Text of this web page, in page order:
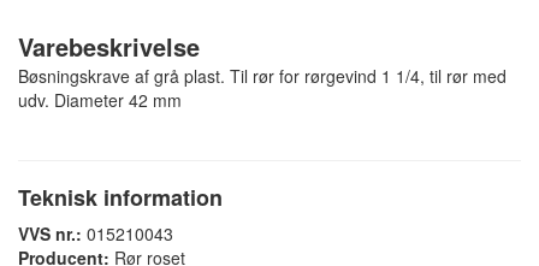
Varebeskrivelse
Bøsningskrave af grå plast. Til rør for rørgevind 1 1/4, til rør med
udv. Diameter 42 mm
Teknisk information
VVS nr.: 015210043
Producent: Rør roset